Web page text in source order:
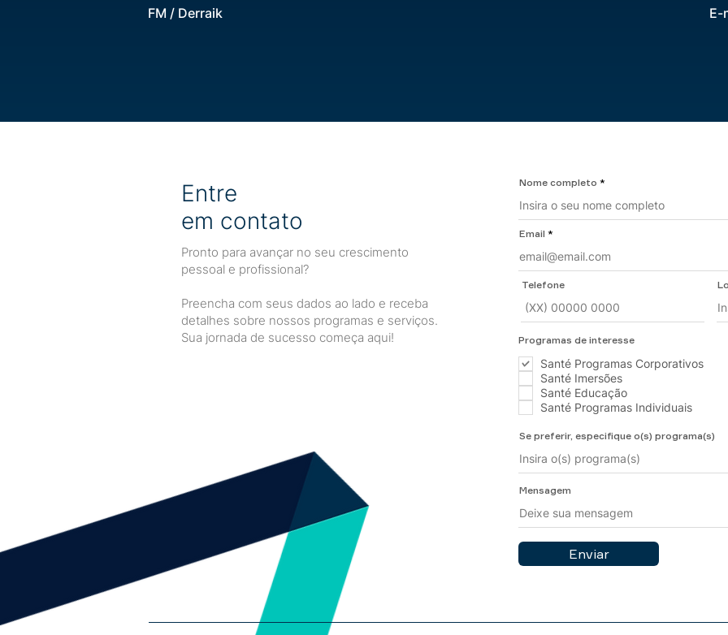
FM / Derraik E-
Entre
em contato
Pronto para avançar no seu crescimento
pessoal e profissional?
Preencha com seus dados ao lado e receba
detalhes sobre nossos programas e serviços.
Sua jornada de sucesso começa aqui!
Nome completo
Email
Telefone
Programas de interesse
Santé Programas Corporativos
Santé Imersões
Santé Educação
Santé Programas Individuais
Se preferir, especifique o(s) programa(s)
Mensagem
Enviar